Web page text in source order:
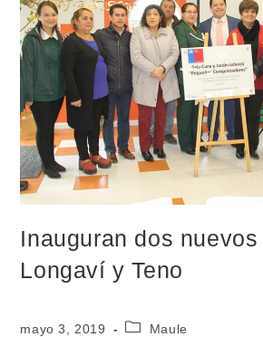
Inauguran dos
Longaví y Teno
mayo 3, 2019 Maule